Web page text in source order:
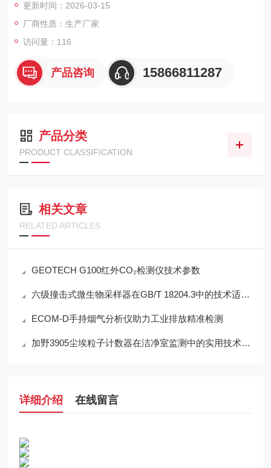
更新时间：2026-03-15
厂商性质：生产厂家
访问量：116
产品咨询 15866811287
产品分类
PRODUCT CLASSIFICATION
相关文章
RELATED ARTICLES
GEOTECH G100红外CO₂检测仪技术参数
六级撞击式微生物采样器在GB/T 18204.3中的技术适配性分析
ECOM-D手持烟气分析仪助力工业排放精准检测
加野3905尘埃粒子计数器在洁净室监测中的实用技术解析
详细介绍 在线留言